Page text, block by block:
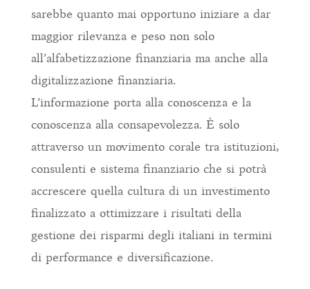
sarebbe quanto mai opportuno iniziare a dar
maggior rilevanza e peso non solo
all’alfabetizzazione finanziaria ma anche alla
digitalizzazione finanziaria.
L’informazione porta alla conoscenza e la
conoscenza alla consapevolezza. È solo
attraverso un movimento corale tra istituzioni,
consulenti e sistema finanziario che si potrà
accrescere quella cultura di un investimento
finalizzato a ottimizzare i risultati della
gestione dei risparmi degli italiani in termini
di performance e diversificazione.